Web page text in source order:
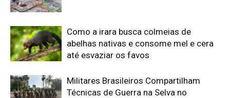
Como a irara busca colmeias de
abelhas nativas e consome mel e cera
até esvaziar os favos
Militares Brasileiros Compartilham
Técnicas de Guerra na Selva no